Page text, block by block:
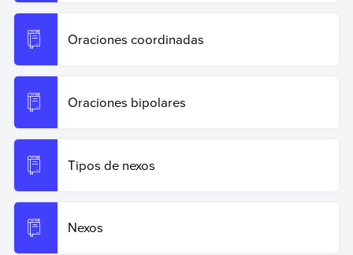
Oraciones coordinadas
Oraciones bipolares
Tipos de nexos
Nexos